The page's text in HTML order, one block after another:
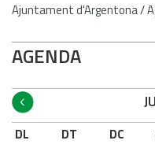
Ajuntament d'Argentona/
AGENDA
DL DT DC